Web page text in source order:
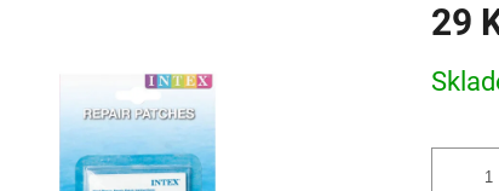
29
cena: